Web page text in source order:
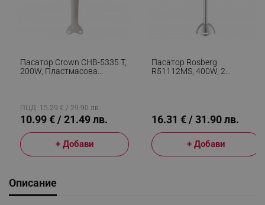
Пасатор Crown CHB-5335 T,
200W, Пластмасова
ПЦД: 15.29 € / 29.90 лв.
10.99 € / 21.49 лв.
+ Добави
Пасатор Rosberg
R51112MS, 400W, 2
16.31 € / 31.90 лв.
+ Добави
Описание